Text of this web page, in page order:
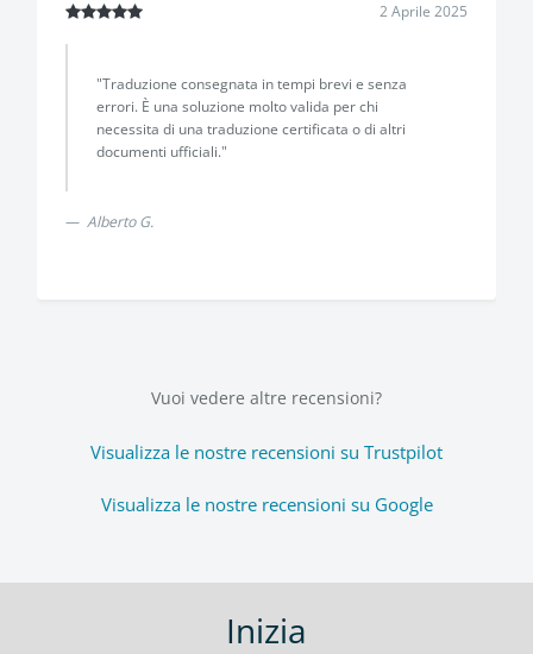
2 Aprile 2025
"Traduzione consegnata in tempi brevi e senza
errori. È una soluzione molto valida per chi
necessita di una traduzione certificata o di altri
documenti ufficiali."
Alberto G.
Vuoi vedere altre recensioni?
Visualizza le nostre recensioni su Trustpilot
Visualizza le nostre recensioni su Google
Inizia